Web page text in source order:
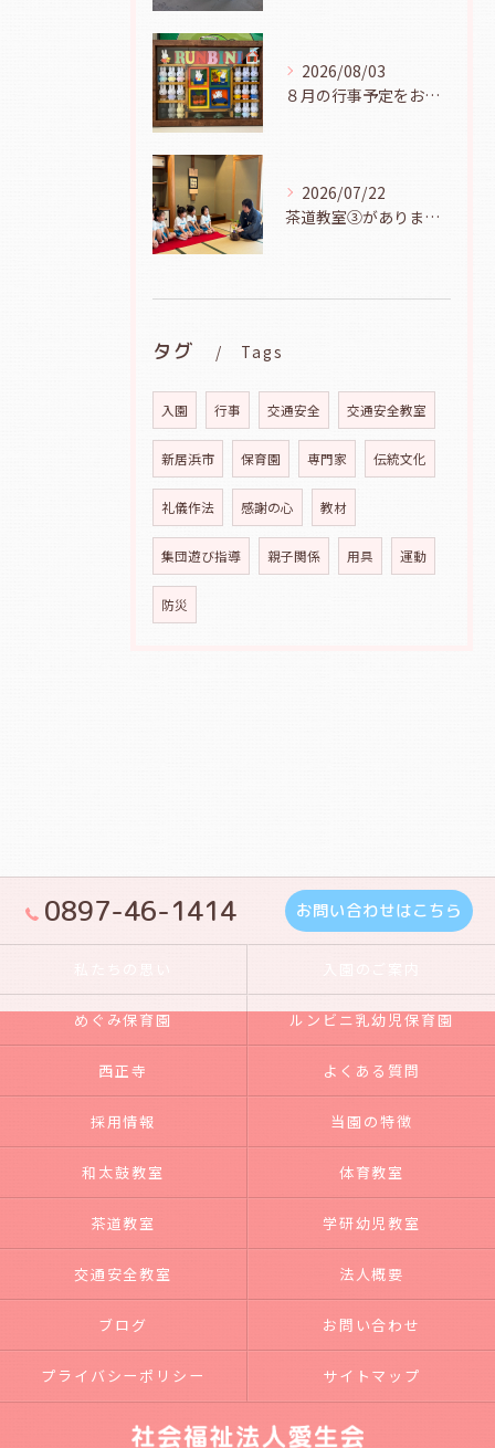
2026/08/03
８月の行事予定をお知らせします
2026/07/22
茶道教室③がありました（年長児、７月２１日）
タグ Tags
入園 行事 交通安全 交通安全教室
新居浜市 保育園 専門家 伝統文化
礼儀作法 感謝の心 教材
集団遊び指導 親子関係 用具 運動
防災
0897-46-1414 お問い合わせはこちら
めぐみ保育園 ルンビニ乳幼児保育園
西正寺 よくある質問
採用情報 当園の特徴
和太鼓教室 体育教室
茶道教室 学研幼児教室
交通安全教室 法人概要
ブログ お問い合わせ
プライバシーポリシー サイトマップ